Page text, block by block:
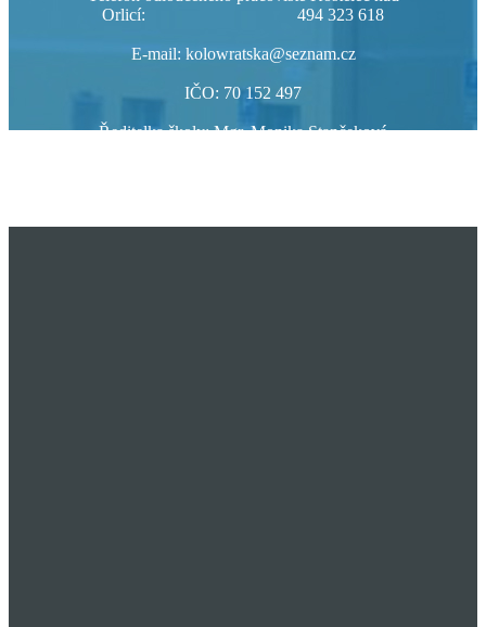
Orlicí: 494 323 618
E-mail: kolowratska@seznam.cz
IČO: 70 152 497
Ředitelka školy: Mgr. Monika Stančeková